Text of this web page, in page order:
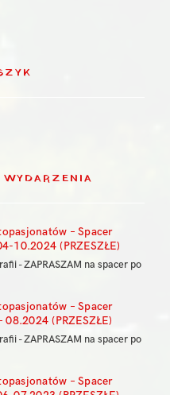
– Spacer
10.2024 (PRZESZŁE)
- ZAPRASZAM na spacer po
– Spacer
08.2024 (PRZESZŁE)
- ZAPRASZAM na spacer po
– Spacer